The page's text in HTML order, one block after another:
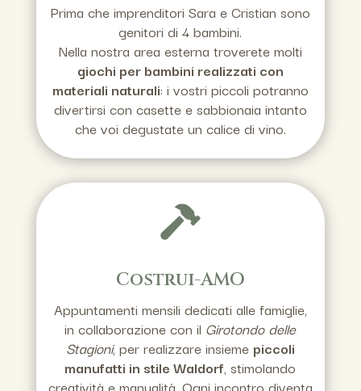
Prima che imprenditori Sara e Cristian sono
genitori di 4 bambini.
Nella nostra area esterna troverete molti
giochi per bambini realizzati con
materiali naturali: i vostri piccoli potranno
divertirsi con casette e sabbionaia intanto
che voi degustate un calice di vino.
Costrui-AMO
Appuntamenti mensili dedicati alle famiglie,
in collaborazione con il Girotondo delle
Stagioni, per realizzare insieme piccoli
manufatti in stile Waldorf, stimolando
creatività e manualità. Ogni incontro diventa